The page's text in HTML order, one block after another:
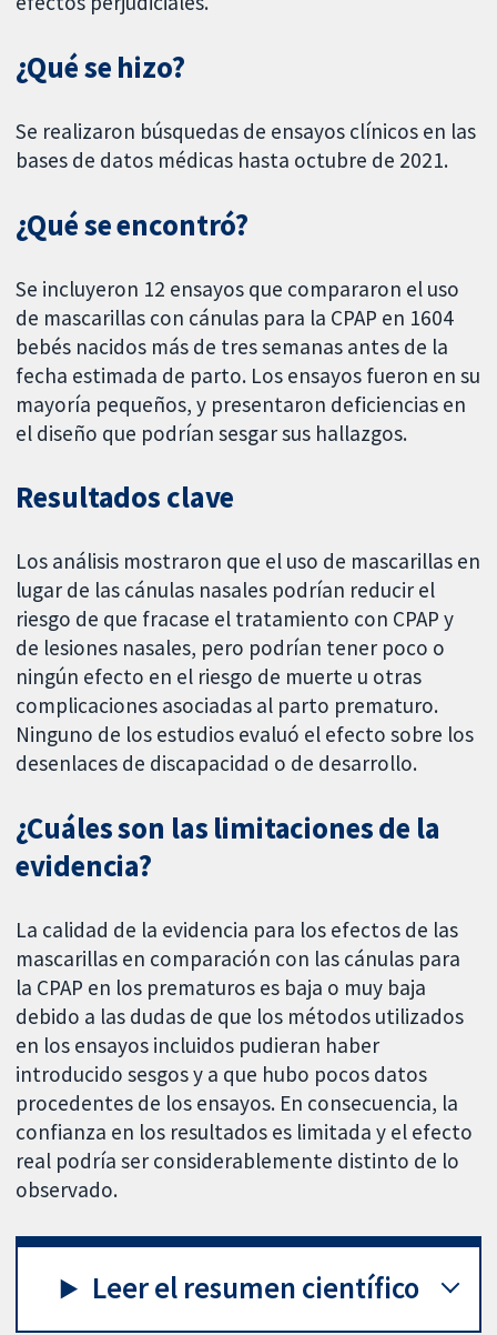
¿Qué se hizo?
Se realizaron búsquedas de ensayos clínicos en las
bases de datos médicas hasta octubre de 2021.
¿Qué se encontró?
Se incluyeron 12 ensayos que compararon el uso
de mascarillas con cánulas para la CPAP en 1604
bebés nacidos más de tres semanas antes de la
fecha estimada de parto. Los ensayos fueron en su
mayoría pequeños, y presentaron deficiencias en
el diseño que podrían sesgar sus hallazgos.
Resultados clave
Los análisis mostraron que el uso de mascarillas en
lugar de las cánulas nasales podrían reducir el
riesgo de que fracase el tratamiento con CPAP y
de lesiones nasales, pero podrían tener poco o
ningún efecto en el riesgo de muerte u otras
complicaciones asociadas al parto prematuro.
Ninguno de los estudios evaluó el efecto sobre los
desenlaces de discapacidad o de desarrollo.
¿Cuáles son las limitaciones de la
evidencia?
La calidad de la evidencia para los efectos de las
mascarillas en comparación con las cánulas para
la CPAP en los prematuros es baja o muy baja
debido a las dudas de que los métodos utilizados
en los ensayos incluidos pudieran haber
introducido sesgos y a que hubo pocos datos
procedentes de los ensayos. En consecuencia, la
confianza en los resultados es limitada y el efecto
real podría ser considerablemente distinto de lo
observado.
Leer el resumen científico